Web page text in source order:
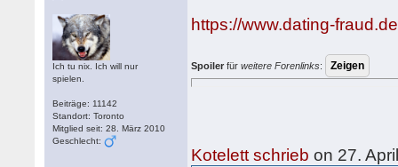
Ich tu nix. Ich will nur
spielen.
Beiträge: 11142
Standort: Toronto
Mitglied seit: 28. März 2010
Geschlecht:
https://www.dating-
Spoiler fürweitere Forenlinks:
Kotelett schrieb on 27.